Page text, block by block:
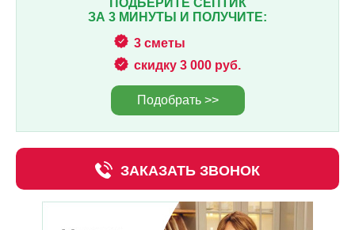
ПОДБЕРИТЕ СЕПТИК
ЗА 3 МИНУТЫ И ПОЛУЧИТЕ:
3 сметы
скидку 3 000 руб.
Подобрать >>
ЗАКАЗАТЬ ЗВОНОК